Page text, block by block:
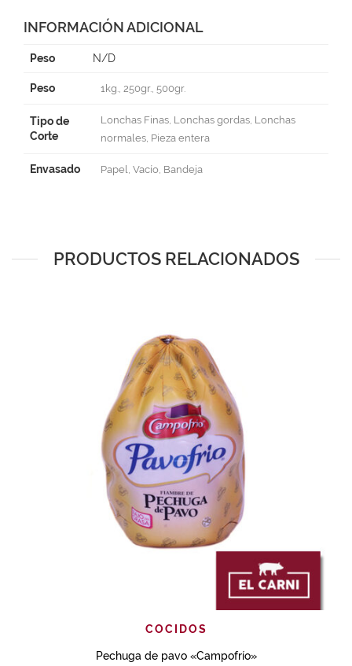
INFORMACIÓN ADICIONAL
Peso N/D
Peso 1kg., 250gr., 500gr.
Tipo de
Corte
Lonchas Finas, Lonchas gordas, Lonchas
normales, Pieza entera
Envasado Papel, Vacío, Bandeja
PRODUCTOS RELACIONADOS
COCIDOS
Pechuga de pavo «Campofrío»